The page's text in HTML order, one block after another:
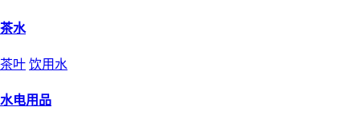
茶水
茶叶 饮用水
水电用品